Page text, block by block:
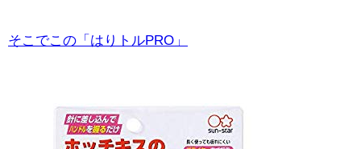
そこでこの「はりトルPRO」